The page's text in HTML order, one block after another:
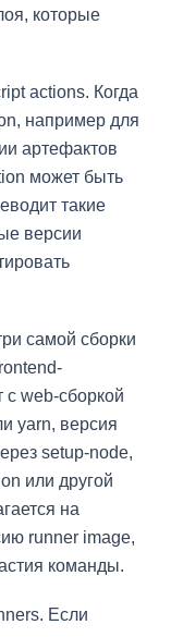
которые
actions. Когда
например для
артефактов
может быть
такие
версии
самой сборки
web-сборкой
yarn, версия
setup-node,
или другой
на
runner image,
команды.
Если